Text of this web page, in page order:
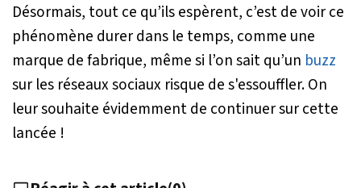
Désormais, tout ce qu’ils espèrent, c’est de voir ce
phénomène durer dans le temps, comme une
marque de fabrique, même si l’on sait qu’un buzz
sur les réseaux sociaux risque de s'essouffler. On
leur souhaite évidemment de continuer sur cette
lancée !